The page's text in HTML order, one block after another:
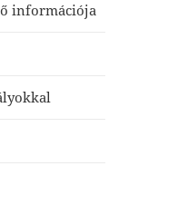
információja